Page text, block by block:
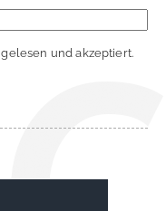
gelesen und akzeptiert.